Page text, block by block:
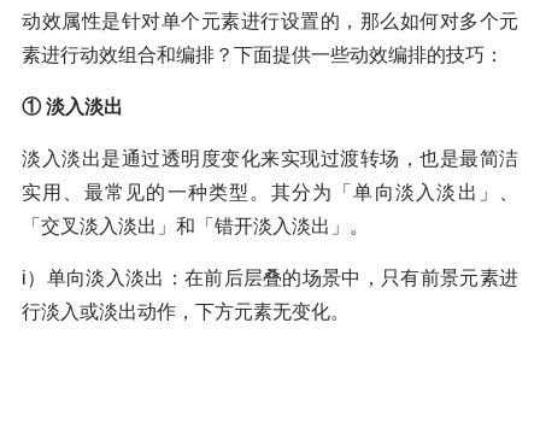
动效属性是针对单个元素进行设置的，那么如何对多个元
素进行动效组合和编排？下面提供一些动效编排的技巧：
① 淡入淡出
淡入淡出是通过透明度变化来实现过渡转场，也是最简洁
实用、最常见的一种类型。其分为「单向淡入淡出」、
「交叉淡入淡出」和「错开淡入淡出」。
i）单向淡入淡出：在前后层叠的场景中，只有前景元素进
行淡入或淡出动作，下方元素无变化。